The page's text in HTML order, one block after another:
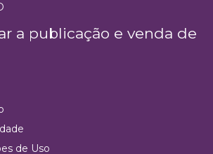
a publicação e venda de
de Uso